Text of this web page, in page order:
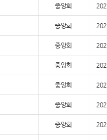
중앙회
중앙회
중앙회
중앙회
중앙회
중앙회
중앙회